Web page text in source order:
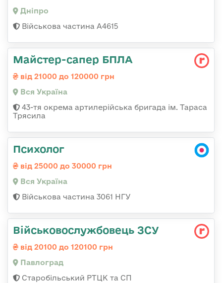
Дніпро
Військова частина А4615
Майстер-сапер БПЛА
від 21000 до 120000 грн
Вся Україна
43-тя окрема артилерійська бригада ім. Тараса
Трясила
Психолог
від 25000 до 30000 грн
Вся Україна
Військова частина 3061 НГУ
Військовослужбовець ЗСУ
від 20100 до 120100 грн
Павлоград
Старобільський РТЦК та СП